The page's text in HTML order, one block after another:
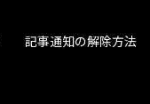
記事通知の解除方法